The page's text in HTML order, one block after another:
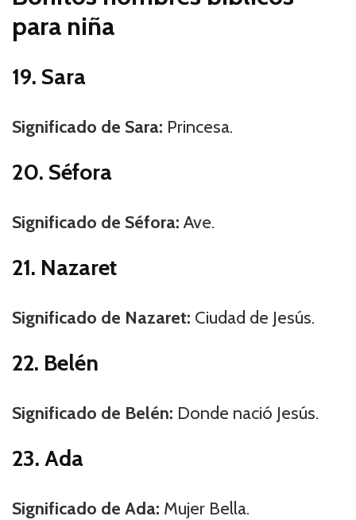
para niña
19. Sara
Significado de Sara: Princesa.
20. Séfora
Significado de Séfora:Ave.
21. Nazaret
Significado de Nazaret: Ciudad de Jesús.
22. Belén
Significado de Belén: Donde nació Jesús.
23. Ada
Significado de Ada: Mujer Bella.